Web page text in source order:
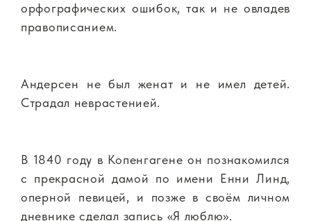
орфографических ошибок, так и не овладев
правописанием.
Андерсен не был женат и не имел детей.
Страдал неврастенией.
В 1840 году в Копенгагене он познакомился
с прекрасной дамой по имени Енни Линд,
оперной певицей, и позже в своём личном
дневнике сделал запись «Я люблю».